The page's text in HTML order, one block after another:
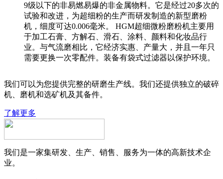
9级以下的非易燃易爆的非金属物料。它是经过20多次的
试验和改进，为超细粉的生产而研发制造的新型磨粉
机，细度可达0.006毫米。 HGM超细微粉磨粉机主要用
于加工石膏、方解石、滑石、涂料、颜料和化妆品行
业。与气流磨相比，它经济实惠、产量大，并且一年只
需要更换一次零配件。装备有袋式过滤器以保护环境。
我们可以为您提供完整的研磨生产线。我们还提供独立的破碎
机、磨机和选矿机及其备件。
了解更多
我们是一家集研发、生产、销售、服务为一体的高新技术企
业。